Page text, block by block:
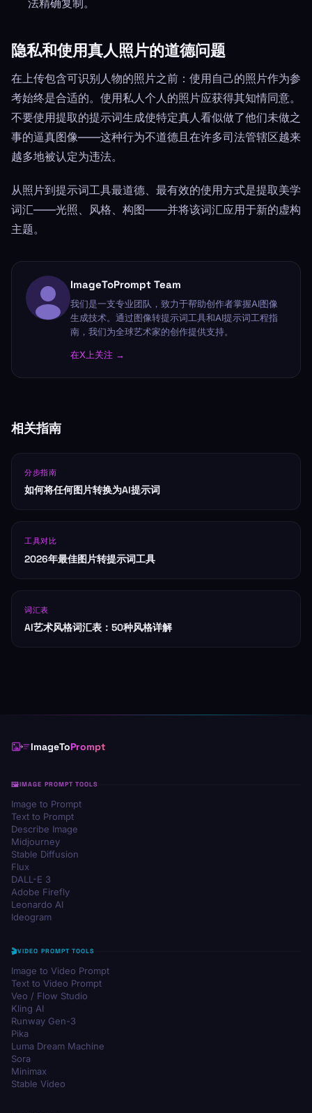
隐私和使用真人照片的道德问题
在上传包含可识别人物的照片之前：使用自己的照片作为参
考始终是合适的。使用私人个人的照片应获得其知情同意。
不要使用提取的提示词生成使特定真人看似做了他们未做之
事的逼真图像——这种行为不道德且在许多司法管辖区越来
越多地被认定为违法。
从照片到提示词工具最道德、最有效的使用方式是提取美学
词汇——光照、风格、构图——并将该词汇应用于新的虚构
主题。
ImageToPrompt Team
我们是一支专业团队，致力于帮助创作者掌握AI图像
生成技术。通过图像转提示词工具和AI提示词工程指
南，我们为全球艺术家的创作提供支持。
在X上关注 →
相关指南
分步指南
如何将任何图片转换为AI提示词
工具对比
2026年最佳图片转提示词工具
词汇表
AI艺术风格词汇表：50种风格详解
ImageToPrompt
IMAGE PROMPT TOOLS
Image to Prompt
Text to Prompt
Describe Image
Midjourney
Stable Diffusion
Flux
DALL-E 3
Adobe Firefly
Leonardo AI
Ideogram
VIDEO PROMPT TOOLS
Image to Video Prompt
Text to Video Prompt
Veo / Flow Studio
Kling AI
Runway Gen-3
Pika
Luma Dream Machine
Sora
Minimax
Stable Video